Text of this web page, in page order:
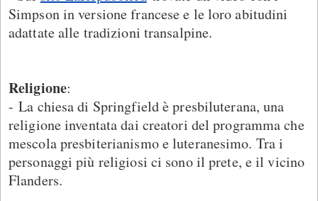
Simpson in versione francese e le loro abitudini
adattate alle tradizioni transalpine.
Religione:
- La chiesa di Springfield è presbiluterana, una
religione inventata dai creatori del programma che
mescola presbiterianismo e luteranesimo. Tra i
personaggi più religiosi ci sono il prete, e il vicino
Flanders.